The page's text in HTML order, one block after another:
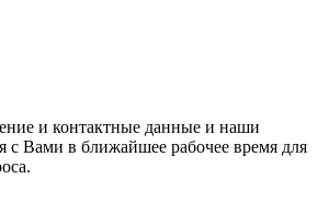
и контактные данные и наши
с Вами в ближайшее рабочее время для